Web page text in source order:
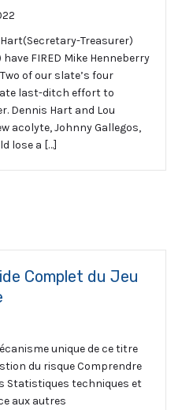
Treasurer)
FIRED Mike Henneberry
of our slate’s four
last-ditch effort to
Dennis Hart and Lou
acolyte, Johnny Gallegos,
lose a […]
Complet du Jeu
unique de ce titre
du risque Comprendre
Statistiques techniques et
aux autres